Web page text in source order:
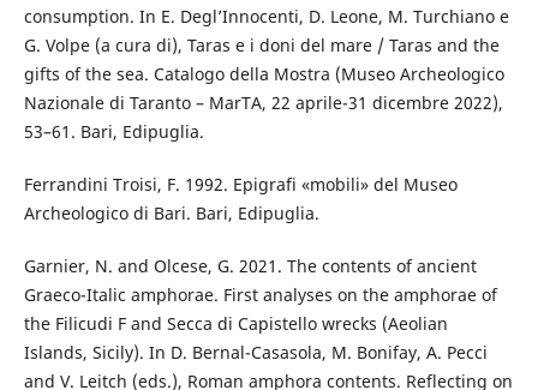
consumption. In E. Degl’Innocenti, D. Leone, M. Turchiano e
G. Volpe (a cura di), Taras e i doni del mare / Taras and the
gifts of the sea. Catalogo della Mostra (Museo Archeologico
Nazionale di Taranto – MarTA, 22 aprile-31 dicembre 2022),
53–61. Bari, Edipuglia.
Ferrandini Troisi, F. 1992. Epigrafi «mobili» del Museo
Archeologico di Bari. Bari, Edipuglia.
Garnier, N. and Olcese, G. 2021. The contents of ancient
Graeco-Italic amphorae. First analyses on the amphorae of
the Filicudi F and Secca di Capistello wrecks (Aeolian
Islands, Sicily). In D. Bernal-Casasola, M. Bonifay, A. Pecci
and V. Leitch (eds.), Roman amphora contents. Reflecting on